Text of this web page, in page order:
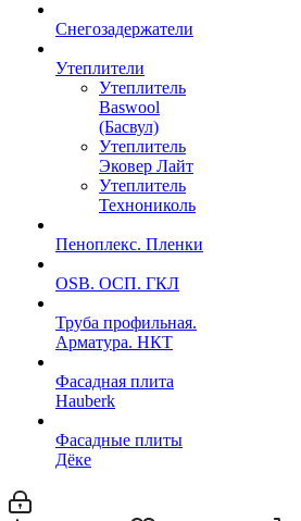
Снегозадержатели
Утеплители
Утеплитель
Baswool
(Басвул)
Утеплитель
Эковер Лайт
Утеплитель
Технониколь
Пеноплекс. Пленки
OSB. ОСП. ГКЛ
Труба профильная.
Арматура. НКТ
Фасадная плита
Hauberk
Фасадные плиты
Дёке